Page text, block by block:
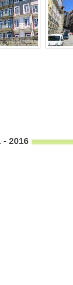
- 2016